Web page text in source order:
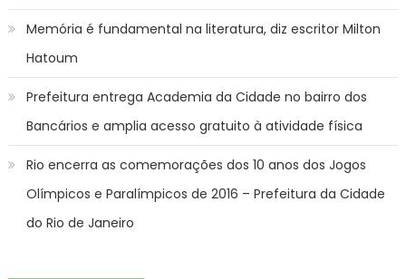
Memória é fundamental na literatura, diz escritor Milton
Hatoum
Prefeitura entrega Academia da Cidade no bairro dos
Bancários e amplia acesso gratuito à atividade física
Rio encerra as comemorações dos 10 anos dos Jogos
Olímpicos e Paralímpicos de 2016 – Prefeitura da Cidade
do Rio de Janeiro